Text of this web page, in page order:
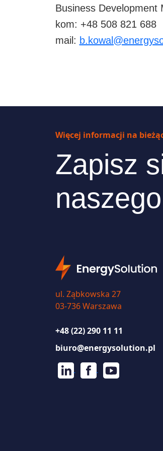
Business Development
kom: +48 508 821 688
mail:
Więcej informacji na
Zapisz
ul. Ząbkowska 27
03-736 Warszawa
+48 (22) 290 11 11
biuro@energysolution.pl